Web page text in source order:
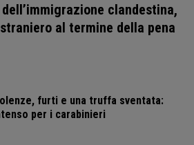
clandestina,
al termine della pena
furti e una truffa sventata:
per i carabinieri